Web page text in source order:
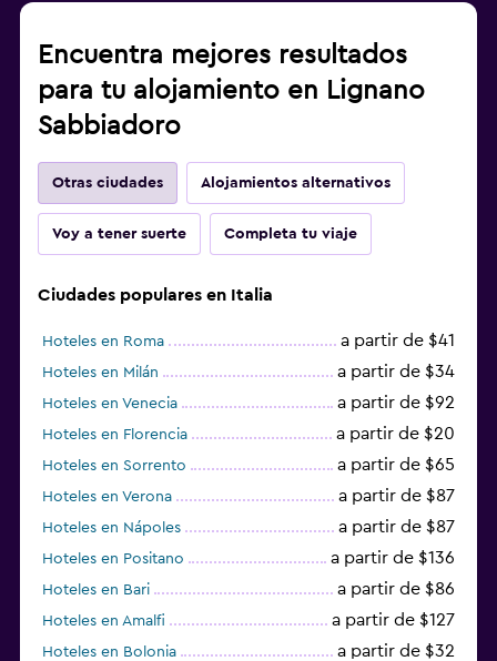
Encuentra mejores resultados
para tu alojamiento en Lignano
Sabbiadoro
Otras ciudades Alojamientos alternativos
Voy a tener suerte Completa tu viaje
Ciudades populares en Italia
Hoteles en Roma a partir de $41
Hoteles en Milán a partir de $34
Hoteles en Venecia a partir de $92
Hoteles en Florencia a partir de $20
Hoteles en Sorrento a partir de $65
Hoteles en Verona a partir de $87
Hoteles en Nápoles a partir de $87
Hoteles en Positano a partir de $136
Hoteles en Bari a partir de $86
Hoteles en Amalfi a partir de $127
Hoteles en Bolonia a partir de $32